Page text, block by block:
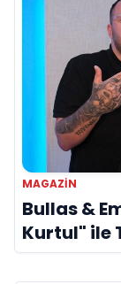
MAGAZIN
Bullas &
Kurtul" ile